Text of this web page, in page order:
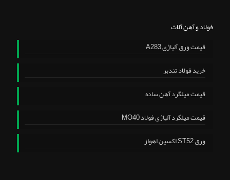
فولاد و آهن آلات
قیمت ورق آلیاژی A283
خرید فولاد تندبر
قیمت میلگرد آهن ساده
قیمت میلگرد آلیاژی فولاد MO40
ورق ST52 اکسین اهواز